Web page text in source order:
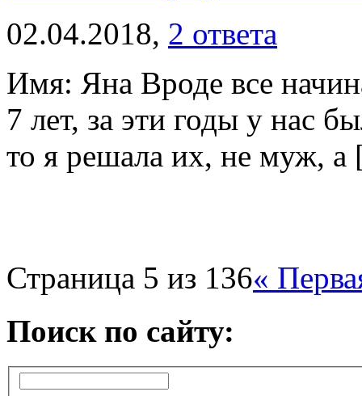
02.04.2018, 2 ответа
Имя: Яна Вроде все
7 лет, за эти годы у нас
то я решала их, не муж,
Страница 5 из 136«
Поиск по сайту: